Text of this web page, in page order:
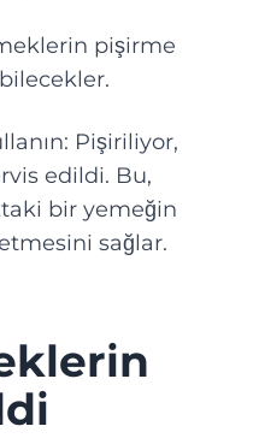
pişirme
Pişiriliyor,
edildi. Bu,
bir yemeğin
sağlar.